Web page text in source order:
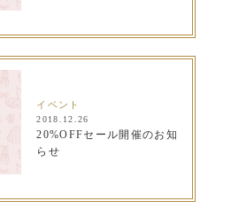
イベント
2018.12.26
20%OFFセール開催のお知
らせ